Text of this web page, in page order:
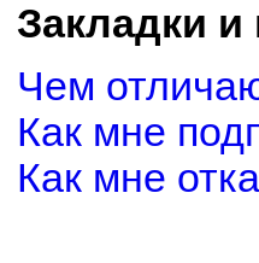
Закладки
Чем
Как мне
Как мне